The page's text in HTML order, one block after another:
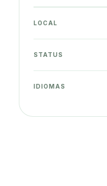
LOCAL
STATUS
IDIOMAS